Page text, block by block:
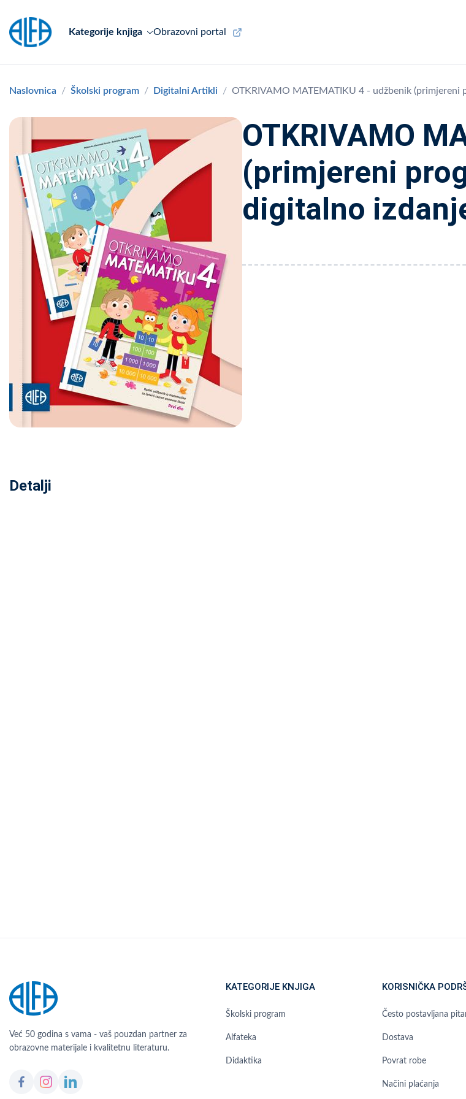
Kategorije knjiga Obrazovni portal
Naslovnica Školski program Digitalni Artikli OTKRIVAMO MATEMATIKU 4 - udžbenik (primjereni
OTKRIVAMO
(primjereni
digitalno
Detalji
Već 50 godina s vama - vaš pouzdan partner za
obrazovne materijale i kvalitetnu literaturu.
KATEGORIJE KNJIGA
Školski program
Alfateka
Didaktika
KORISNIČKA
Često postavljana
Dostava
Povrat robe
Načini plaćanja